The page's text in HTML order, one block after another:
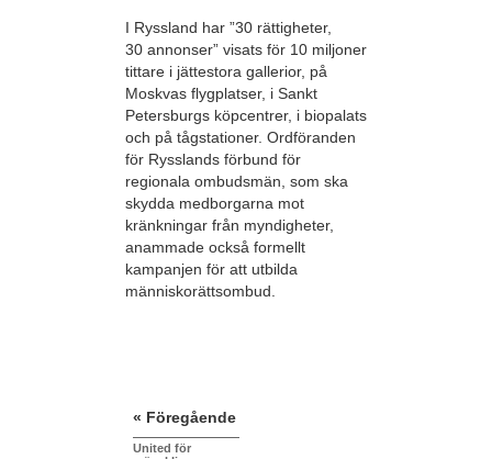
I Ryssland har ”30 rättigheter,
30 annonser” visats för 10 miljoner
tittare i jättestora gallerior, på
Moskvas flygplatser, i Sankt
Petersburgs köpcentrer, i biopalats
och på tågstationer. Ordföranden
för Rysslands förbund för
regionala ombudsmän, som ska
skydda medborgarna mot
kränkningar från myndigheter,
anammade också formellt
kampanjen för att utbilda
människorättsombud.
« Föregående
United för